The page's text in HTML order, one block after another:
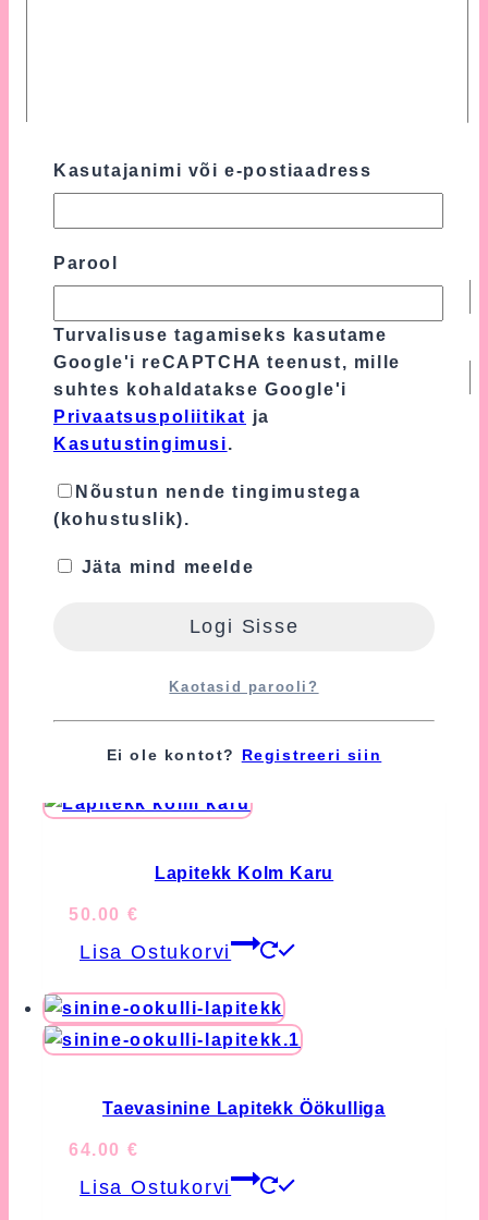
Nimi*
E-post*
Turvalisuse tagamiseks kasutame Google'i
reCAPTCHA teenust, mille suhtes
kohaldatakse Google'i
Privaatsuspoliitikat
Kasutustingimusi
Lapitekk Kolm Karu
50.00 €
Lisa Ostukorvi
Taevasinine Lapitekk Öökulliga
64.00 €
Lisa Ostukorvi
Kasutajanimi või e-postiaadress
Parool
Turvalisuse tagamiseks kasutame
Google'i reCAPTCHA teenust, mille
suhtes kohaldatakse Google'i
Privaatsuspoliitikat ja
Kasutustingimusi.
Nõustun nende tingimustega
(kohustuslik).
Jäta mind meelde
Kaotasid parooli?
Ei ole kontot? Registreeri siin